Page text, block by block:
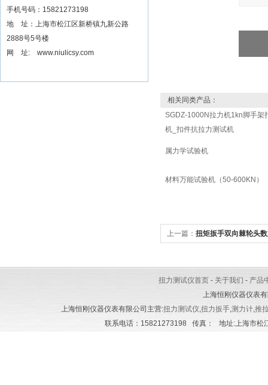
手机号码：15821273198
地 址：上海市松江区新桥镇九新公路
2888号5号楼
网 址: www.niulicsy.com
相关同类产品：
SGDZ-1000N拉力机1kn脚手架
机_扣件抗拉力测试机
属力学试验机
材料万能试验机（50-600KN）
上一篇： 扭矩扳手双向棘轮头
扭力测试仪首页 - 关于我们 - 产品
上海恒刚仪器仪表
上海恒刚仪器仪表有限公司主营:扭力测试仪,扭力扳手,测力计,推
联系电话：15821273198 传真： 地址:上海市